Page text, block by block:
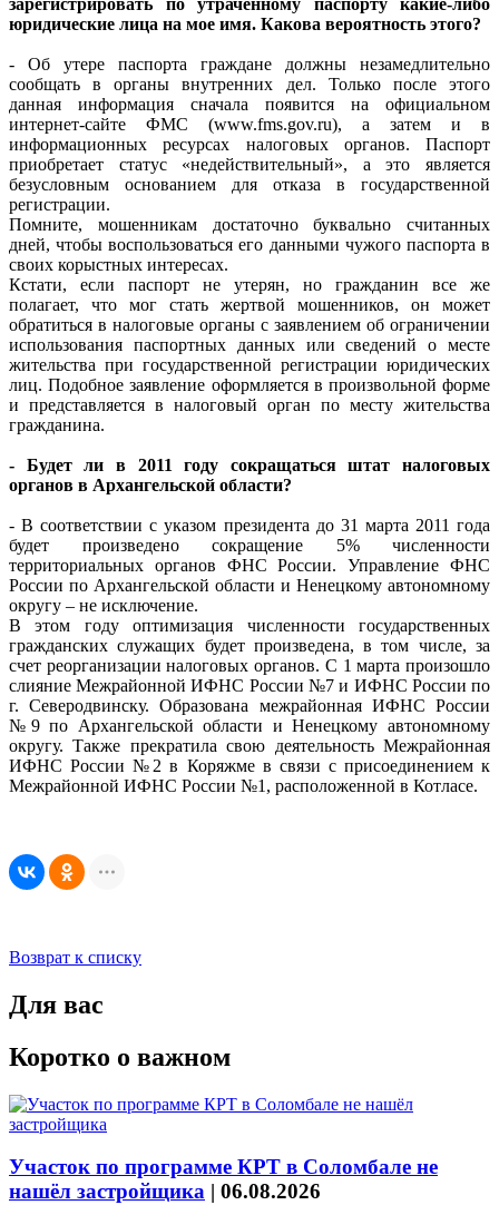
юридические лица на мое имя. Какова вероятность этого?
- Об утере паспорта граждане должны незамедлительно
сообщать в органы внутренних дел. Только после этого
данная информация сначала появится на официальном
интернет-сайте ФМС (www.fms.gov.ru), а затем и в
информационных ресурсах налоговых органов. Паспорт
приобретает статус «недействительный», а это является
безусловным основанием для отказа в государственной
регистрации.
Помните, мошенникам достаточно буквально считанных
дней, чтобы воспользоваться его данными чужого паспорта в
своих корыстных интересах.
Кстати, если паспорт не утерян, но гражданин все же
полагает, что мог стать жертвой мошенников, он может
обратиться в налоговые органы с заявлением об ограничении
использования паспортных данных или сведений о месте
жительства при государственной регистрации юридических
лиц. Подобное заявление оформляется в произвольной форме
и представляется в налоговый орган по месту жительства
гражданина.
- Будет ли в 2011 году сокращаться штат налоговых
органов в Архангельской области?
- В соответствии с указом президента до 31 марта 2011 года
будет произведено сокращение 5% численности
территориальных органов ФНС России. Управление ФНС
России по Архангельской области и Ненецкому автономному
округу – не исключение.
В этом году оптимизация численности государственных
гражданских служащих будет произведена, в том числе, за
счет реорганизации налоговых органов. С 1 марта произошло
слияние Межрайонной ИФНС России №7 и ИФНС России по
г. Северодвинску. Образована межрайонная ИФНС России
№9 по Архангельской области и Ненецкому автономному
округу. Также прекратила свою деятельность Межрайонная
ИФНС России №2 в Коряжме в связи с присоединением к
Межрайонной ИФНС России №1, расположенной в Котласе.
Возврат к списку
Для вас
Коротко о важном
Участок по программе КРТ в Соломбале не
нашёл застройщика | 06.08.2026